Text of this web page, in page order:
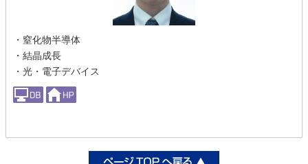
・窒化物半導体
・結晶成長
・光・電子デバイス